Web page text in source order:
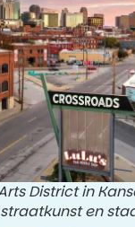
District in
en